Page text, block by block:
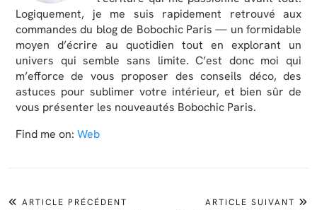
Logiquement, je me suis rapidement retrouvé aux
commandes du blog de Bobochic Paris — un formidable
moyen d’écrire au quotidien tout en explorant un
univers qui semble sans limite. C’est donc moi qui
m’efforce de vous proposer des conseils déco, des
astuces pour sublimer votre intérieur, et bien sûr de
vous présenter les nouveautés Bobochic Paris.
Find me on: Web
ARTICLE PRÉCÉDENT
ARTICLE SUIVANT